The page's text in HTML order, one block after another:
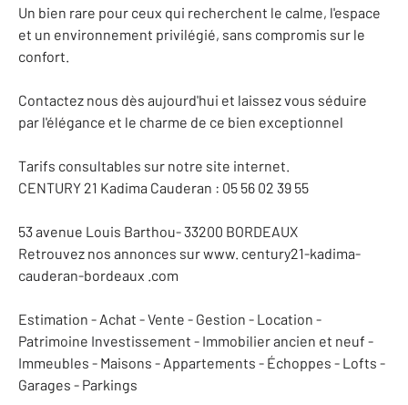
Un bien rare pour ceux qui recherchent le calme, l'espace
et un environnement privilégié, sans compromis sur le
confort.
Contactez nous dès aujourd'hui et laissez vous séduire
par l'élégance et le charme de ce bien exceptionnel
Tarifs consultables sur notre site internet.
CENTURY 21 Kadima Cauderan : 05 56 02 39 55
53 avenue Louis Barthou- 33200 BORDEAUX
Retrouvez nos annonces sur www. century21-kadima-
cauderan-bordeaux .com
Estimation - Achat - Vente - Gestion - Location -
Patrimoine Investissement - Immobilier ancien et neuf -
Immeubles - Maisons - Appartements - Échoppes - Lofts -
Garages - Parkings